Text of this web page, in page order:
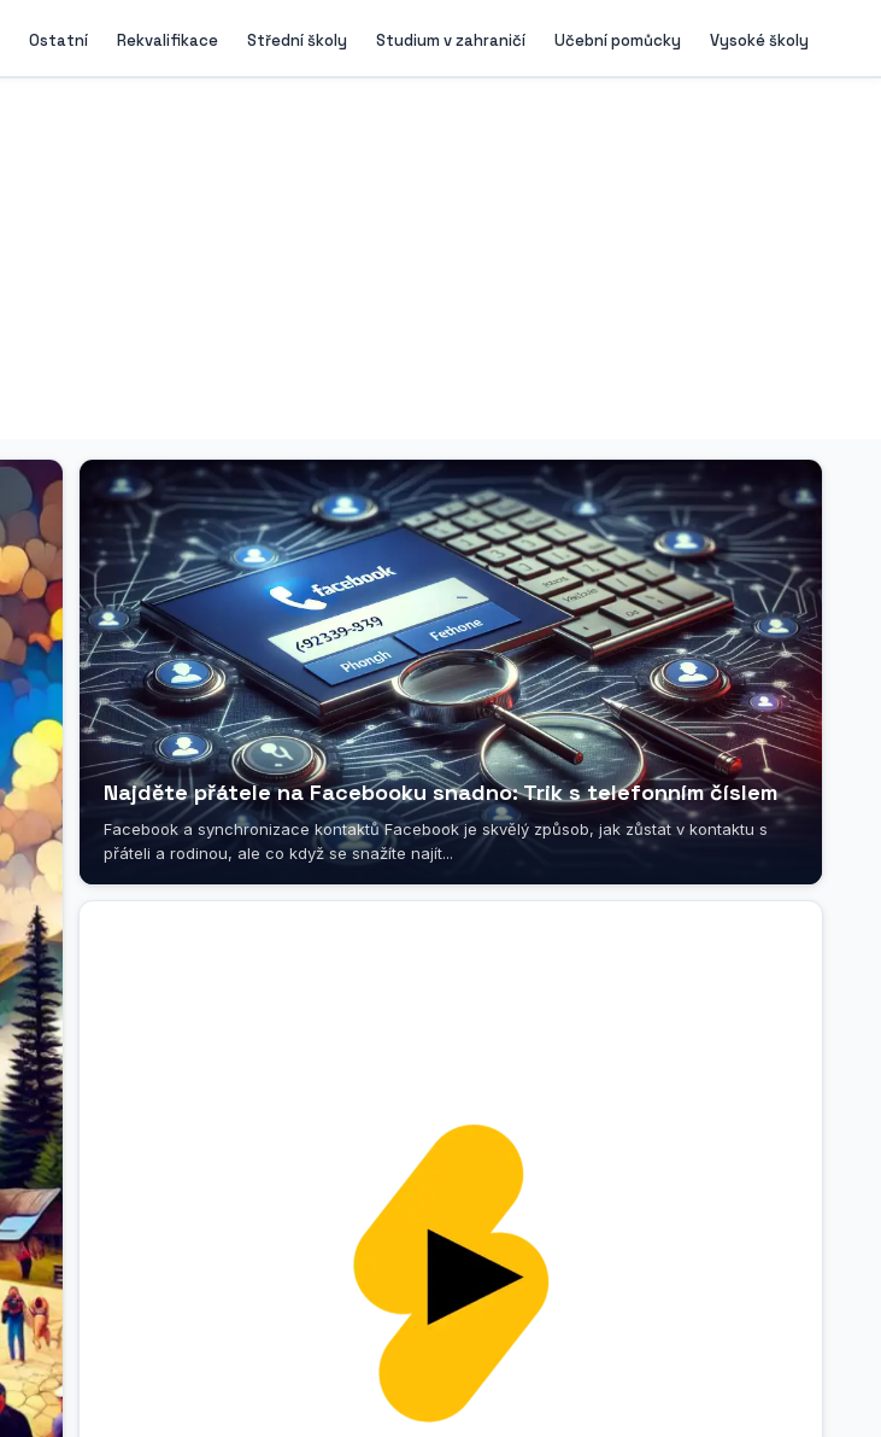
Ostatní Rekvalifikace Střední školy Studium v zahraničí Učební pomůcky Vysoké školy
Najděte přátele na Facebooku snadno: Trik s telefonním číslem
Facebook a synchronizace kontaktů Facebook je skvělý způsob, jak zůstat v kontaktu s
přáteli a rodinou, ale co když se snažíte najít...